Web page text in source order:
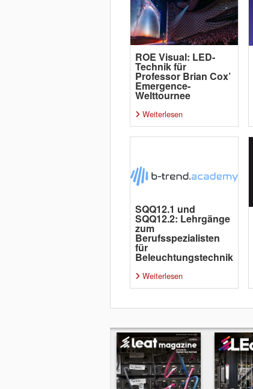
ROE Visual: LED-
Technik für
Professor Brian Cox’
Emergence-
Welttournee
Weiterlesen
SQQ12.1 und
SQQ12.2: Lehrgänge
zum
Berufsspezialisten
für
Beleuchtungstechnik
Weiterlesen